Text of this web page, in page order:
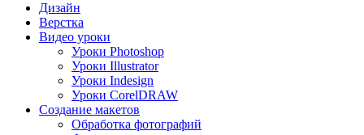
Дизайн
Верстка
Видео уроки
Уроки Photoshop
Уроки Illustrator
Уроки Indesign
Уроки CorelDRAW
Создание макетов
Обработка фотографий